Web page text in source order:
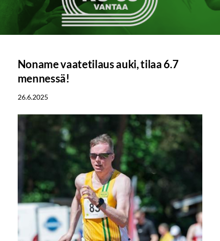
Noname vaatetilaus auki, tilaa 6.7
mennessä!
26.6.2025